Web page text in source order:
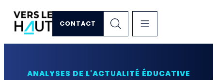
CONTACT
ANALYSES DE L'ACTUALITÉ ÉDUCATIVE